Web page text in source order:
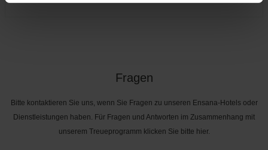
Fragen
Bitte kontaktieren Sie uns, wenn Sie Fragen zu unseren Ensana-Hotels oder
Dienstleistungen haben. Für Fragen und Antworten im Zusammenhang mit
unserem Treueprogramm klicken Sie bitte hier.